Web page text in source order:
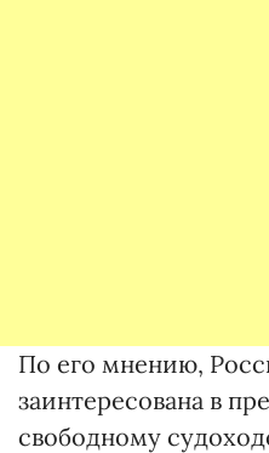
По его мнению,
заинтересована в
свободному